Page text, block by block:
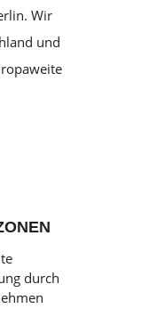
Wir
und
durch